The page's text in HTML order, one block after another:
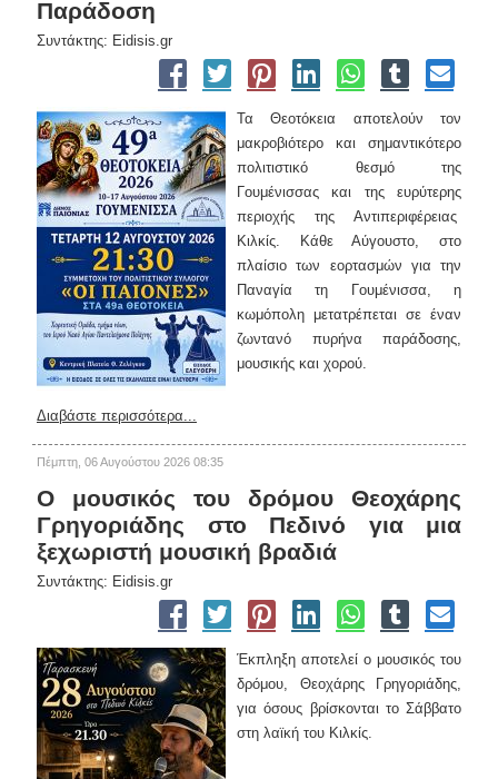
Παράδοση
Συντάκτης: Eidisis.gr
Τα Θεοτόκεια αποτελούν τον
μακροβιότερο και σημαντικότερο
πολιτιστικό θεσμό της
Γουμένισσας και της ευρύτερης
περιοχής της Αντιπεριφέρειας
Κιλκίς. Κάθε Αύγουστο, στο
πλαίσιο των εορτασμών για την
Παναγία τη Γουμένισσα, η
κωμόπολη μετατρέπεται σε έναν
ζωντανό πυρήνα παράδοσης,
μουσικής και χορού.
Διαβάστε περισσότερα...
Πέμπτη, 06 Αυγούστου 2026 08:35
Ο μουσικός του δρόμου Θεοχάρης
Γρηγοριάδης στο Πεδινό για μια
ξεχωριστή μουσική βραδιά
Συντάκτης: Eidisis.gr
Έκπληξη αποτελεί ο μουσικός του
δρόμου, Θεοχάρης Γρηγοριάδης,
για όσους βρίσκονται το Σάββατο
στη λαϊκή του Κιλκίς.